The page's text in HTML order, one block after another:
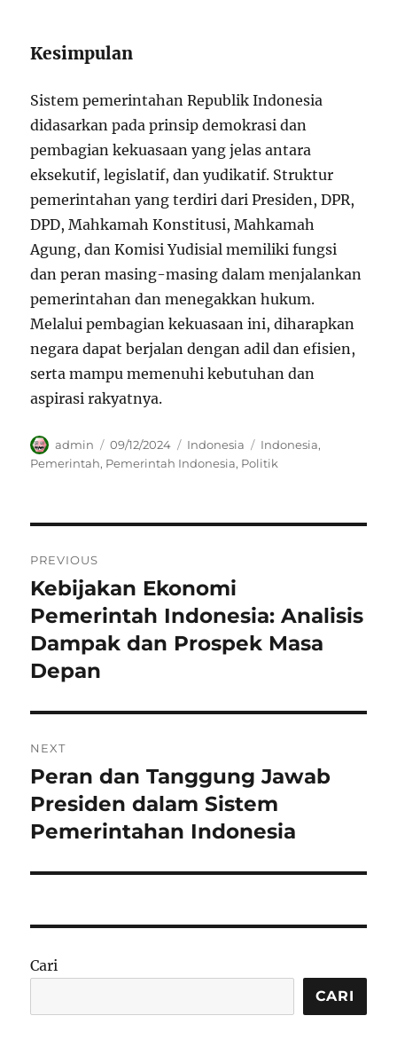
Kesimpulan
Sistem pemerintahan Republik Indonesia
didasarkan pada prinsip demokrasi dan
pembagian kekuasaan yang jelas antara
eksekutif, legislatif, dan yudikatif. Struktur
pemerintahan yang terdiri dari Presiden, DPR,
DPD, Mahkamah Konstitusi, Mahkamah
Agung, dan Komisi Yudisial memiliki fungsi
dan peran masing-masing dalam menjalankan
pemerintahan dan menegakkan hukum.
Melalui pembagian kekuasaan ini, diharapkan
negara dapat berjalan dengan adil dan efisien,
serta mampu memenuhi kebutuhan dan
aspirasi rakyatnya.
Author
admin
Posted
on
09/12/2024 Categories
Indonesia Tags
Indonesia,
Pemerintah, Pemerintah Indonesia, Politik
pos
PREVIOUS
Previous
post:
Kebijakan Ekonomi
Pemerintah Indonesia: Analisis
Dampak dan Prospek Masa
Depan
NEXT
Next
post:
Peran dan Tanggung Jawab
Presiden dalam Sistem
Pemerintahan Indonesia
Cari
CARI